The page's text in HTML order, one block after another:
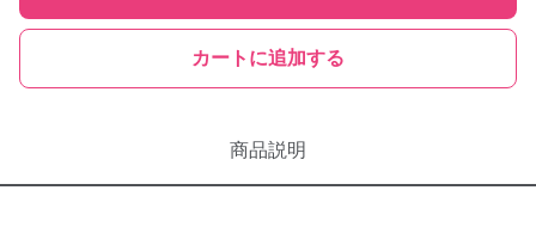
カートに追加する
商品説明